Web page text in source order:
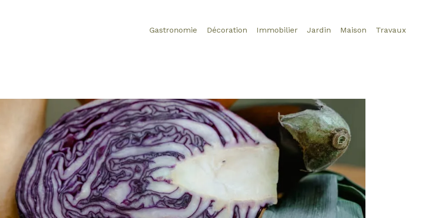
Gastronomie Décoration Immobilier Jardin Maison Travaux